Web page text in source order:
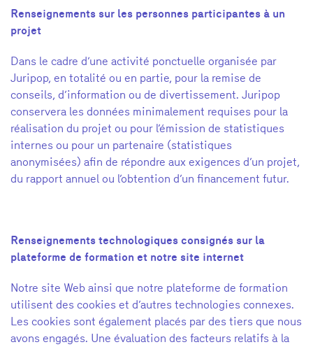
Renseignements sur les personnes participantes à un
projet
Dans le cadre d’une activité ponctuelle organisée par
Juripop, en totalité ou en partie, pour la remise de
conseils, d’information ou de divertissement. Juripop
conservera les données minimalement requises pour la
réalisation du projet ou pour l’émission de statistiques
internes ou pour un partenaire (statistiques
anonymisées) afin de répondre aux exigences d’un projet,
du rapport annuel ou l’obtention d’un financement futur.
Renseignements technologiques consignés sur la
plateforme de formation et notre site internet
Notre site Web ainsi que notre plateforme de formation
utilisent des cookies et d’autres technologies connexes.
Les cookies sont également placés par des tiers que nous
avons engagés. Une évaluation des facteurs relatifs à la